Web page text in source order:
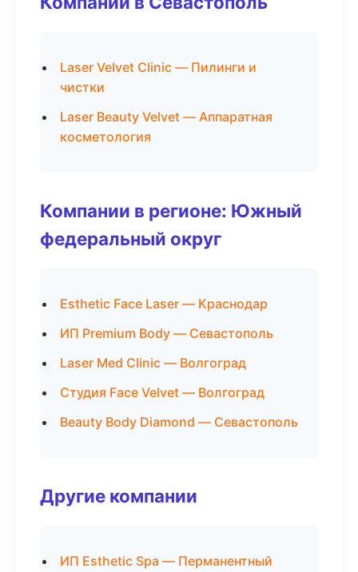
Laser Velvet Clinic — Пилинги и
чистки
Laser Beauty Velvet — Аппаратная
косметология
Компании в регионе: Южный
федеральный округ
Esthetic Face Laser — Краснодар
ИП Premium Body — Севастополь
Laser Med Clinic — Волгоград
Студия Face Velvet — Волгоград
Beauty Body Diamond — Севастополь
Другие компании
ИП Esthetic Spa — Перманентный